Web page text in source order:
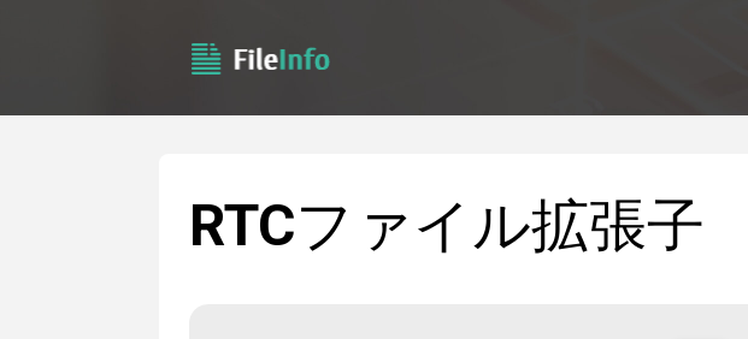
RTCファイル拡張子